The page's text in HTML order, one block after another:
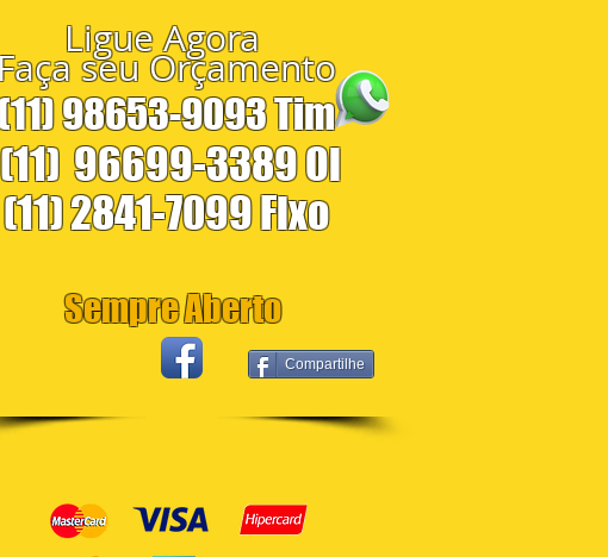
Ligue Agora
Faça seu Orçamento
98653-9093 Tim
(11) 96699-3389 Oi
(11) 2841-7099 Fixo
Sempre Aberto
Compartilhe